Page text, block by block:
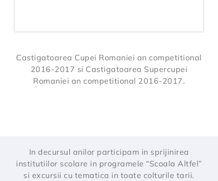
Castigatoarea Cupei Romaniei an competitional
2016-2017 si Castigatoarea Supercupei
Romaniei an competitional 2016-2017.
In decursul anilor participam in sprijinirea
institutiilor scolare in programele “Scoala Altfel”
si excursii cu tematica in toate colturile tarii.